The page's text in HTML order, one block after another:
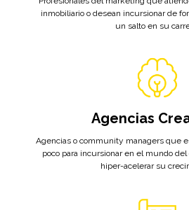
inmobiliario o desean incursionar de
un salto en su
Agencias
Agencias o community managers que
poco para incursionar en el mundo
hiper-acelerar su